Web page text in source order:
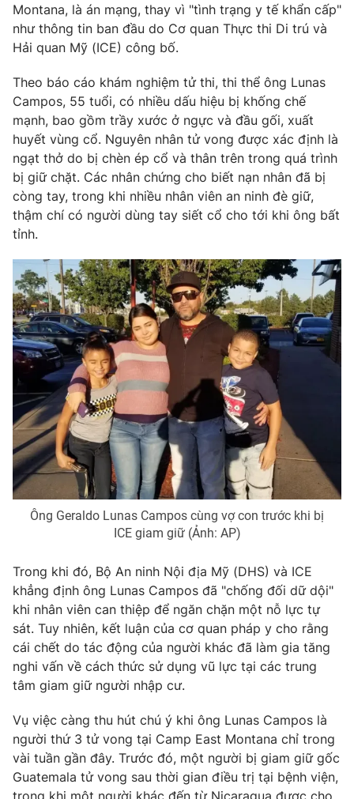
Tư vấn
Chuyên mục khác
Photo Infographic
Video Shorts video
VTV Money VTV Thể thao
Thị trường 24h Tấm lòng Việt
VTV4 Vươn mình bằng AI
VTV9 VTV8
Liên hệ tòa soạn English
THỜI BÁO VTV
Theo dõi báo trên
Cơ quan chủ quản:Đài Truyền hình Việt Nam
Cơ quan báo chí:Thời báo VTV
Giấy phép hoạt động báo in và báo điện tử số 483/GP-BTTTT
Tổng Biên tập: Vũ Thanh Thủy
Phó Tổng Biên tập:Nguyễn Thị Mỹ Hạnh, Phạm Quốc Thắng,
Nguyễn Trọng Ninh
Tổng đài VTV:024.38 355 931 - 024.38 355 932
Montana, là án mạng, thay vì "tình trạng y tế khẩn cấp"
như thông tin ban đầu do Cơ quan Thực thi Di trú và
Hải quan Mỹ (ICE) công bố.
Theo báo cáo khám nghiệm tử thi, thi thể ông Lunas
Campos, 55 tuổi, có nhiều dấu hiệu bị khống chế
mạnh, bao gồm trầy xước ở ngực và đầu gối, xuất
huyết vùng cổ. Nguyên nhân tử vong được xác định là
ngạt thở do bị chèn ép cổ và thân trên trong quá trình
bị giữ chặt. Các nhân chứng cho biết nạn nhân đã bị
còng tay, trong khi nhiều nhân viên an ninh đè giữ,
thậm chí có người dùng tay siết cổ cho tới khi ông bất
tỉnh.
Ông Geraldo Lunas Campos cùng vợ con trước khi bị
ICE giam giữ (Ảnh: AP)
Trong khi đó, Bộ An ninh Nội địa Mỹ (DHS) và ICE
khẳng định ông Lunas Campos đã "chống đối dữ dội"
khi nhân viên can thiệp để ngăn chặn một nỗ lực tự
sát. Tuy nhiên, kết luận của cơ quan pháp y cho rằng
cái chết do tác động của người khác đã làm gia tăng
nghi vấn về cách thức sử dụng vũ lực tại các trung
tâm giam giữ người nhập cư.
Vụ việc càng thu hút chú ý khi ông Lunas Campos là
người thứ 3 tử vong tại Camp East Montana chỉ trong
vài tuần gần đây. Trước đó, một người bị giam giữ gốc
Guatemala tử vong sau thời gian điều trị tại bệnh viện,